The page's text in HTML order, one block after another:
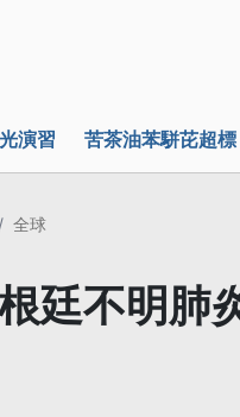
演習 苦茶油苯駢芘超標
全球
廷不明肺